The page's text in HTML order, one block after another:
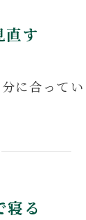
直す
に合って
寝る